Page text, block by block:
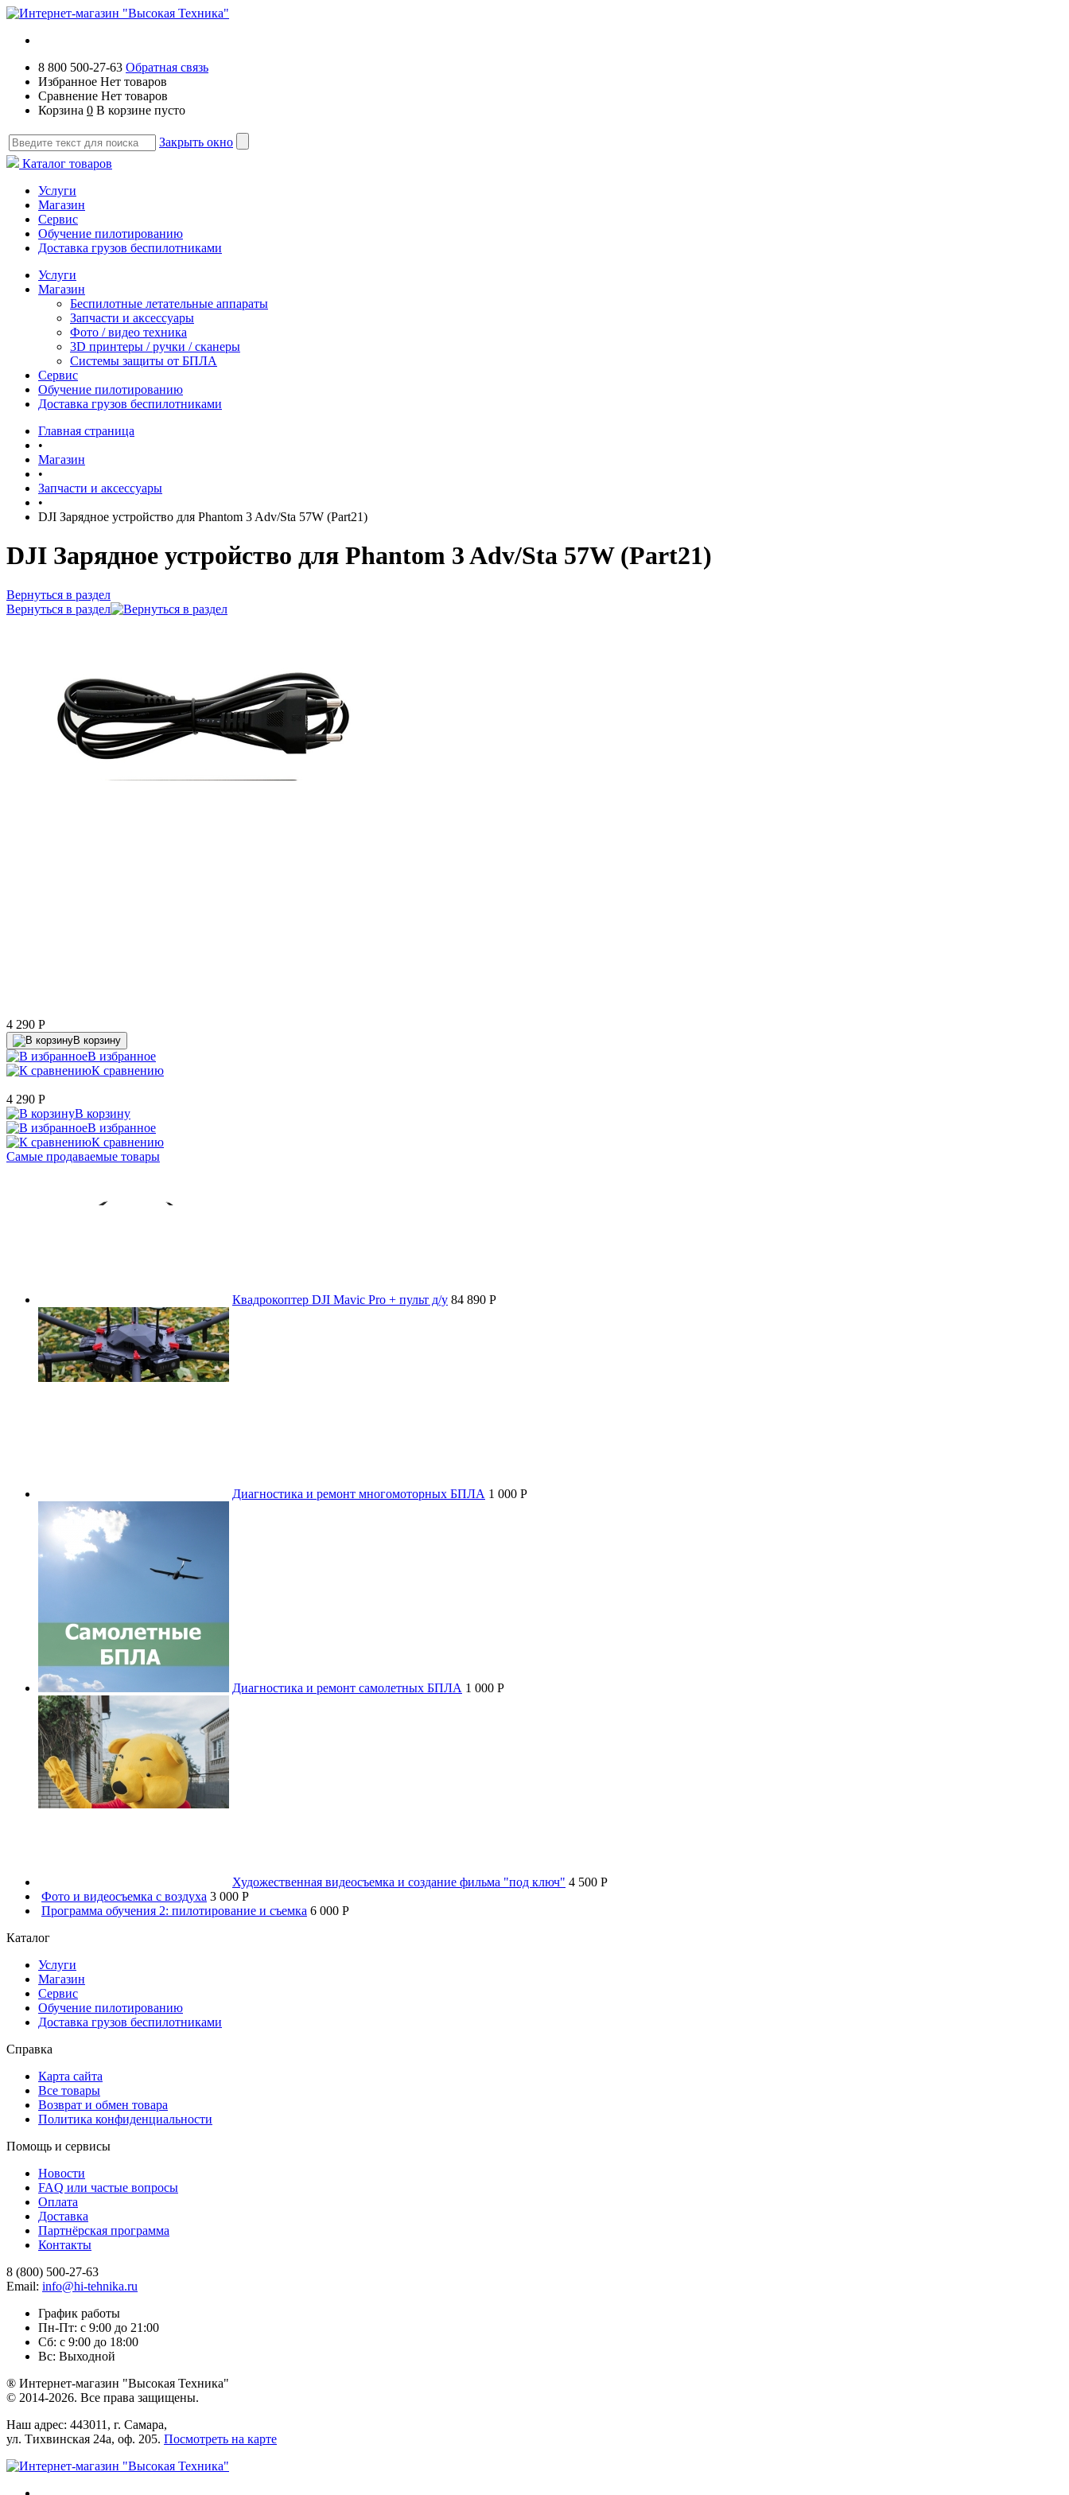
8 800 500-27-63 Обратная связь
Избранное Нет товаров
Сравнение Нет товаров
Корзина 0 В корзине пусто
Закрыть окно
Каталог товаров
Услуги
Магазин
Сервис
Обучение пилотированию
Доставка грузов беспилотниками
Услуги
Магазин
Беспилотные летательные аппараты
Запчасти и аксессуары
Фото / видео техника
3D принтеры / ручки / сканеры
Системы защиты от БПЛА
Сервис
Обучение пилотированию
Доставка грузов беспилотниками
Главная страница
•
Магазин
•
Запчасти и аксессуары
•
DJI Зарядное устройство для Phantom 3 Adv/Sta 57W (Part21)
DJI Зарядное устройство для Phantom 3 Adv/Sta 57W (Part21)
Вернуться в раздел
Вернуться в раздел
4 290 P
В корзину
В избранное
К сравнению
4 290 P
В корзину
В избранное
К сравнению
Самые продаваемые товары
Квадрокоптер DJI Mavic Pro + пульт д/у 84 890 P
Диагностика и ремонт многомоторных БПЛА 1 000 P
Диагностика и ремонт самолетных БПЛА 1 000 P
Художественная видеосъемка и создание фильма "под ключ" 4 500 P
Фото и видеосъемка с воздуха 3 000 P
Программа обучения 2: пилотирование и съемка 6 000 P
Каталог
Услуги
Магазин
Сервис
Обучение пилотированию
Доставка грузов беспилотниками
Справка
Карта сайта
Все товары
Возврат и обмен товара
Политика конфиденциальности
Помощь и сервисы
Новости
FAQ или частые вопросы
Оплата
Доставка
Партнёрская программа
Контакты
8 (800) 500-27-63
Email: info@hi-tehnika.ru
График работы
Пн-Пт: с 9:00 до 21:00
Сб: с 9:00 до 18:00
Вс: Выходной
® Интернет-магазин "Высокая Техника"
© 2014-2026. Все права защищены.
Наш адрес: 443011, г. Самара,
ул. Тихвинская 24а, оф. 205. Посмотреть на карте